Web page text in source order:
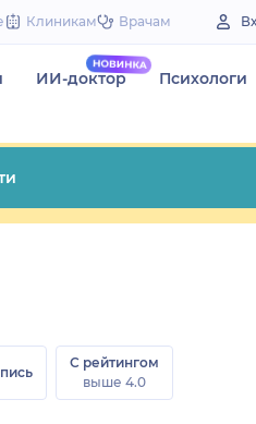
Клиникам Врачам
ИИ-доктор Психологи
С рейтингом
выше 4.0